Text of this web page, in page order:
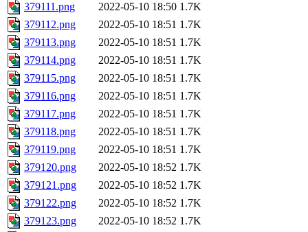
379111.png
2022-05-10 18:50 1.7K
379112.png
2022-05-10 18:51 1.7K
379113.png
2022-05-10 18:51 1.7K
379114.png
2022-05-10 18:51 1.7K
379115.png
2022-05-10 18:51 1.7K
379116.png
2022-05-10 18:51 1.7K
379117.png
2022-05-10 18:51 1.7K
379118.png
2022-05-10 18:51 1.7K
379119.png
2022-05-10 18:51 1.7K
379120.png
2022-05-10 18:52 1.7K
379121.png
2022-05-10 18:52 1.7K
379122.png
2022-05-10 18:52 1.7K
379123.png
2022-05-10 18:52 1.7K